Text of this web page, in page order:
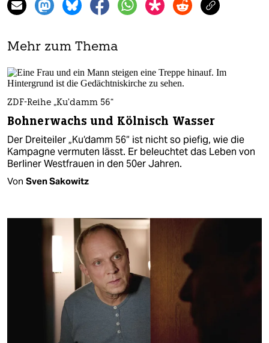
Mehr zum Thema
ZDF-Reihe „Ku’damm 56“
Bohnerwachs und Kölnisch Wasser
Der Dreiteiler „Ku‘damm 56“ ist nicht so piefig, wie die
Kampagne vermuten lässt. Er beleuchtet das Leben von
Berliner Westfrauen in den 50er Jahren.
Von Sven Sakowitz